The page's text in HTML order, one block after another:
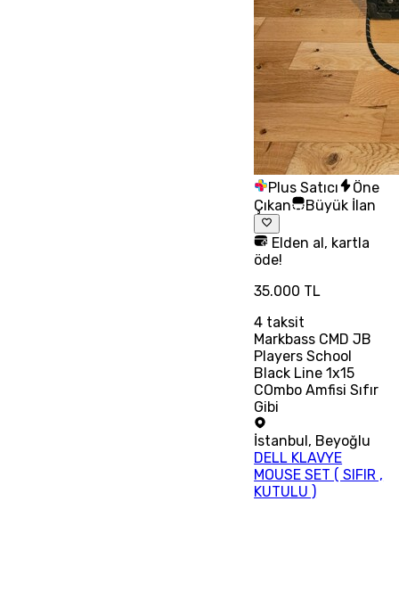
Plus Satıcı
Öne
Çıkan
Büyük İlan
Elden al, kartla
öde!
35.000 TL
4 taksit
Markbass CMD JB
Players School
Black Line 1x15
COmbo Amfisi Sıfır
Gibi
İstanbul , Beyoğlu
DELL KLAVYE
MOUSE SET ( SIFIR ,
KUTULU )